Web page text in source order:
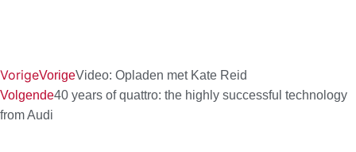
VorigeVorigeVideo: Opladen met Kate Reid
Volgende40 years of quattro: the highly successful technology
from Audi